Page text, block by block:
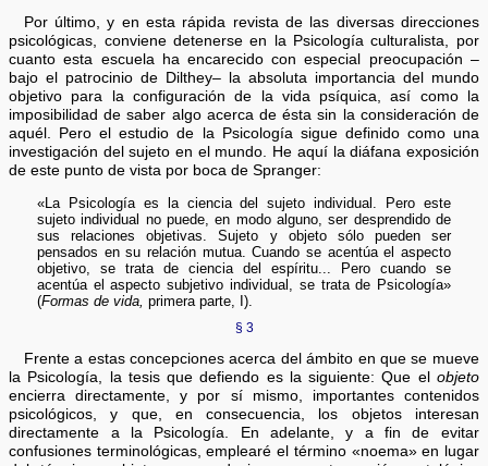
Por último, y en esta rápida revista de las diversas direcciones
psicológicas, conviene detenerse en la Psicología culturalista, por
cuanto esta escuela ha encarecido con especial preocupación –
bajo el patrocinio de Dilthey– la absoluta importancia del mundo
objetivo para la configuración de la vida psíquica, así como la
imposibilidad de saber algo acerca de ésta sin la consideración de
aquél. Pero el estudio de la Psicología sigue definido como una
investigación del sujeto en el mundo. He aquí la diáfana exposición
de este punto de vista por boca de Spranger:
«La Psicología es la ciencia del sujeto individual. Pero este
sujeto individual no puede, en modo alguno, ser desprendido de
sus relaciones objetivas. Sujeto y objeto sólo pueden ser
pensados en su relación mutua. Cuando se acentúa el aspecto
objetivo, se trata de ciencia del espíritu... Pero cuando se
acentúa el aspecto subjetivo individual, se trata de Psicología»
(Formas de vida, primera parte, I).
§ 3
Frente a estas concepciones acerca del ámbito en que se mueve
la Psicología, la tesis que defiendo es la siguiente: Que el objeto
encierra directamente, y por sí mismo, importantes contenidos
psicológicos, y que, en consecuencia, los objetos interesan
directamente a la Psicología. En adelante, y a fin de evitar
confusiones terminológicas, emplearé el término «noema» en lugar